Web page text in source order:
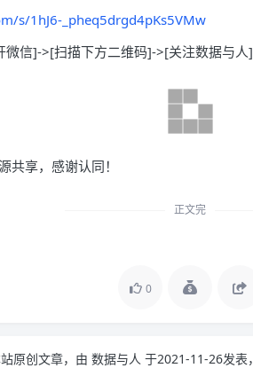
s/1hJ6-_pheq5drgd4pKs5VMw
微信]->[扫描下方二维码]->[关注数据与人
共享，感谢认同！
正文完
0
原创文章，由 数据与人 于2021-11-26发表